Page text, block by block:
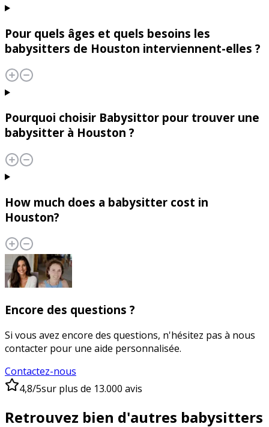
Pour quels âges et quels besoins les
babysitters de Houston interviennent-elles ?
Pourquoi choisir Babysittor pour trouver une
babysitter à Houston ?
How much does a babysitter cost in
Houston?
Encore des questions ?
Si vous avez encore des questions, n'hésitez pas à nous
contacter pour une aide personnalisée.
Contactez-nous
4,8/5sur plus de 13.000 avis
Retrouvez bien d'autres babysitters